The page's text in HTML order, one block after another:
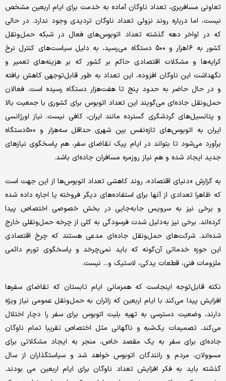
تعاونی مسافربری، تعداد ناوگان آماده به خدمت برای ایام اربعین مشخص
نیست، اما درباره روند نزولی تعداد ناوگان تردیدی وجود ندارد. در حالی
که در اواخر دهه گذشته تعداد اتوبوس‌‌‌های فعال در شبکه حمل‌‌‌ونقل
کشور به ۱۶هزار و ۵۰۰ دستگاه می‌‌‌رسید، به دلیل سیاست‌‌‌های کنترل نرخ
کرایه‌‌‌ها و مشکلات اقتصادی حاکم بر کشور که بر هزینه‌‌‌های تعمیر و
نگهداشت این ناوگان افزوده، این تعداد به طور قابل‌توجهی کاهش یافته
و در حال حاضر به حدود پنج تا هفت‌هزار دستگاه رسیده است. فعالان
حمل‌‌‌ونقل جاده‌‌‌ای می‌‌‌گویند این تعداد اتوبوس برای کشوری با جمعیت بالا
و پتانسیل‌‌‌های گردشگری گسترده مانند ایران، کافی نیست. نیاز اورژانسی
ایران به اتوبوس‌‌‌های تازه‌‌‌نفس بین شهری حداقل سه‌هزار و ۵۰۰دستگاه
برآورد می‌شود تا بتواند در ایام پیک تقاضای سفر، هم پاسخگوی نیازهای
جدید ایجاد شده و هم نیاز روزمره مسافران جاده‌‌‌ای باشد.
به گزارش «دنیای ‌اقتصاد»، روند کاهشی تعداد اتوبوس‌‌‌ها از این جهت است
که ظاهرا تعدادی از آنها برای استفاده‌‌‌های دیگر فروخته یا اجاره‌‌‌ داده شده
و برخی نیز به سرویس جابه‌‌‌جایی در بخش خصوصی اختصاص پیدا
کرده‌‌‌اند. برخی نیز به‌دلیل شدت فرسودگی به کلی از چرخه حمل‌‌‌ونقلی خارج
شده‌‌‌اند. شرکت‌های حمل‌‌‌ونقل جاده‌‌‌ای مدعی هستند که چرخ اقتصادی
این حوزه خدماتی آن‌‌‌گونه که باید نمی‌‌‌چرخد و پاسخگوی تورم دائمی
ملزومات فنی، قطعات یدکی، لاستیک و... نیست.
نکته قابل‌توجه اینجاست که همزمانی ایام تابستان که تقاضای سفرها
افزایش پیدا می‌کند با ایام اربعین که زائران به حمل‌‌‌ونقل عمومی نیاز ویژه
دارند، وضعیت دسترسی به تهیه بلیت اتوبوس برای سفر را دچار اختلال
می‌کند. تصمیمات یک‌‌‌شبه و ناگهانی مثل اختصاص تقریبا تمام ناوگان
جاده‌‌‌ای برای سفر به یک مقصد خاص، منجر به ایجاد مشکلاتی برای
مسوولان، مردم و رانندگان اتوبوس خواهد شد و سیاستگذاران از سال
گذشته باید به فکر افزایش تعداد ناوگان برای ایام اربعین می بودند.